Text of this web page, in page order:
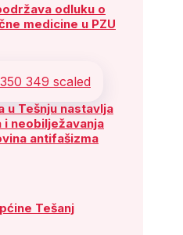
odluku o
medicine u PZU
u Tešnju nastavlja
i neobilježavanja
antifašizma
Tešanj